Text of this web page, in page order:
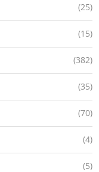
(25)
(15)
(382)
(35)
(70)
(4)
(5)